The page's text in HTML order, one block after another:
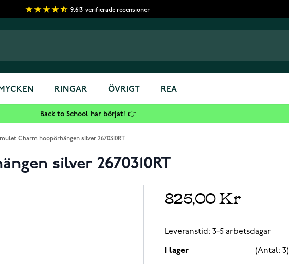
9,613 verifierade recensioner
RINGAR ÖVRIGT REA
Back to School har börjat! 👉
Charm hoopörhängen silver 2670310RT
silver 2670310RT
825,00 Kr
Leveranstid: 3-5 arbetsdagar
I lager (Antal: 3)